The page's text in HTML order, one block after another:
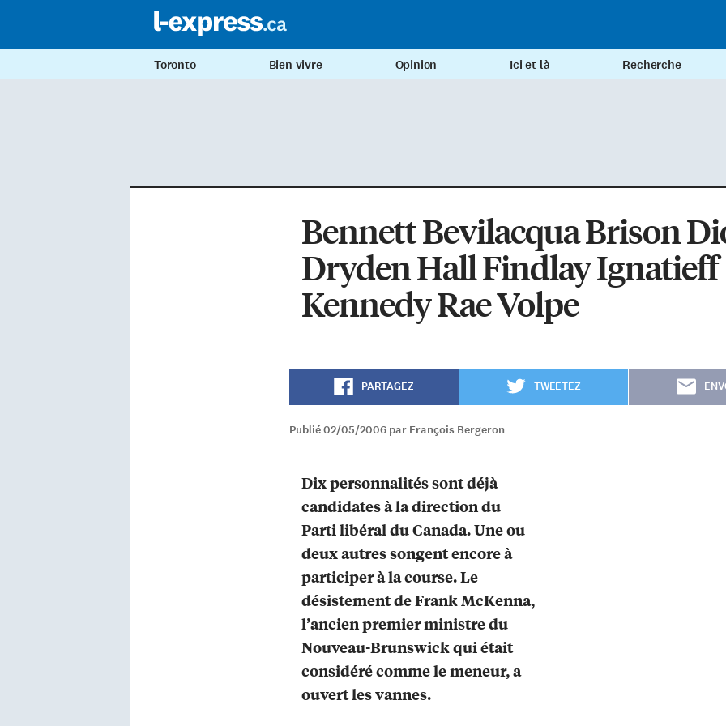
Toronto Bien vivre Opinion Ici et là Recherche
Bennett Bevilacqua Brison
Dryden Hall Findlay Ignatieff
Kennedy Rae Volpe
PARTAGEZ TWEETEZ
Publié 02/05/2006 par François Bergeron
Dix personnalités sont déjà
candidates à la direction du
Parti libéral du Canada. Une ou
deux autres songent encore à
participer à la course. Le
désistement de Frank McKenna,
l’ancien premier ministre du
Nouveau-Brunswick qui était
considéré comme le meneur, a
ouvert les vannes.